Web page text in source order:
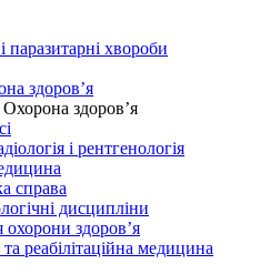
паразитарні хвороби
здоров’я
здоров’я
і рентгенологія
справа
дисципліни
охорони здоров’я
реабілітаційна медицина